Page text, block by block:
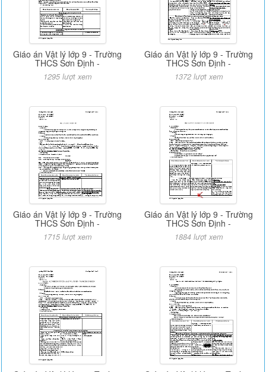
Giáo án Vật lý lớp 9 - Trường
THCS Sơn Định -
1295 lượt xem
Giáo án Vật lý lớp 9 - Trường
THCS Sơn Định -
1372 lượt xem
Giáo án Vật lý lớp 9 - Trường
THCS Sơn Định -
1715 lượt xem
Giáo án Vật lý lớp 9 - Trường
THCS Sơn Định -
1884 lượt xem